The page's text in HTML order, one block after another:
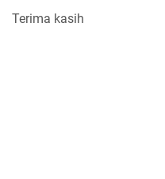
Terima kasih